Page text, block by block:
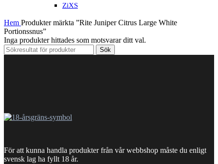
ZiXS
Hem Produkter märkta ”Rite Juniper Citrus Large White
Portionssnus”
Inga produkter hittades som motsvarar ditt val.
Sök
För att kunna handla produkter från vår webbshop måste du enligt
svensk lag ha fyllt 18 år.